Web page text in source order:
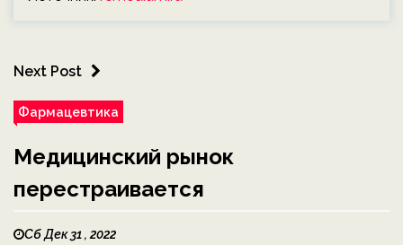
Next Post
Фармацевтика
Медицинский рынок
перестраивается
Сб Дек 31 , 2022